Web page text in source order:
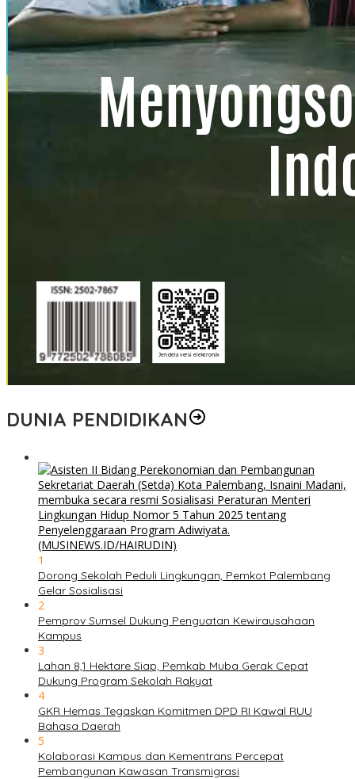
DUNIA PENDIDIKAN
1
Dorong Sekolah Peduli Lingkungan, Pemkot Palembang
Gelar Sosialisasi
2
Pemprov Sumsel Dukung Penguatan Kewirausahaan
Kampus
3
Lahan 8,1 Hektare Siap, Pemkab Muba Gerak Cepat
Dukung Program Sekolah Rakyat
4
GKR Hemas Tegaskan Komitmen DPD RI Kawal RUU
Bahasa Daerah
5
Kolaborasi Kampus dan Kementrans Percepat
Pembangunan Kawasan Transmigrasi